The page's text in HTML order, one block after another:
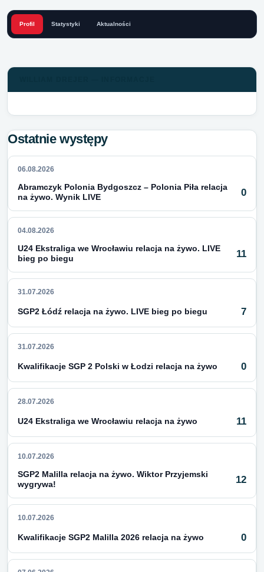
Profil Statystyki Aktualności
Ostatnie występy
06.08.2026
Abramczyk Polonia Bydgoszcz – Polonia Piła relacja
na żywo. Wynik LIVE
0
04.08.2026
U24 Ekstraliga we Wrocławiu relacja na żywo. LIVE
bieg po biegu
11
31.07.2026
SGP2 Łódź relacja na żywo. LIVE bieg po biegu 7
31.07.2026
Kwalifikacje SGP 2 Polski w Łodzi relacja na żywo 0
28.07.2026
U24 Ekstraliga we Wrocławiu relacja na żywo 11
10.07.2026
SGP2 Malilla relacja na żywo. Wiktor Przyjemski
wygrywa!
12
10.07.2026
Kwalifikacje SGP2 Malilla 2026 relacja na żywo 0